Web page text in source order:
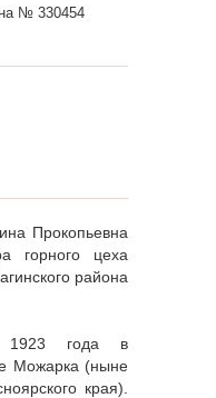
№ 330454
Прокопьевна
горного цеха
района
1923 года в
Можарка (ныне
края).